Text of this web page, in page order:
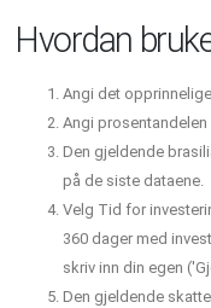
Hvordan
Angi det
Angi
Den gjeldende
på de siste dataene.
Velg Tid for
360 dager med
skriv inn din egen
Den gjeldende